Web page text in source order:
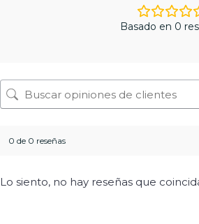
Basado en 0
0 de 0 reseñas
Lo siento, no hay reseñas que